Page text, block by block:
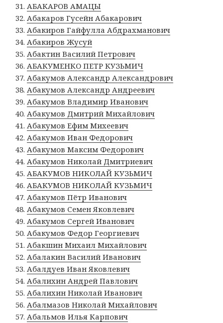
АБАКАРОВ АМАЦЫ
Абакаров Гусейн Абакарович
Абакиров Гайфулла Абдрахманович
Абакиров Жусуй
Абактин Василий Петрович
АБАКУМЕНКО ПЕТР КУЗЬМИЧ
Абакумов Александр Александрович
Абакумов Александр Андреевич
Абакумов Владимир Иванович
Абакумов Дмитрий Михайлович
Абакумов Ефим Михеевич
Абакумов Иван Федорович
Абакумов Максим Федорович
Абакумов Николай Дмитриевич
АБАКУМОВ НИКОЛАЙ КУЗЬМИЧ
АБАКУМОВ НИКОЛАЙ КУЗЬМИЧ
Абакумов Пётр Иванович
Абакумов Семен Яковлевич
Абакумов Сергей Иванович
Абакумов Федор Георгиевич
Абакшин Михаил Михайлович
Абалакин Василий Иванович
Абалдуев Иван Яковлевич
Абалихин Андрей Павлович
Абалихин Николай Иванович
Абалмазов Николай Михайлович
Абальмов Илья Карпович